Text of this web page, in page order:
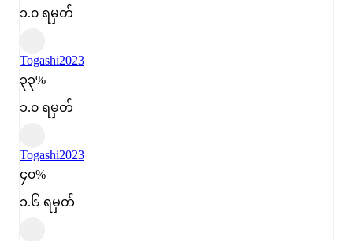
၁.၀ ရမှတ်
Togashi2023
၃၃%
၁.၀ ရမှတ်
Togashi2023
၄၀%
၁.၆ ရမှတ်